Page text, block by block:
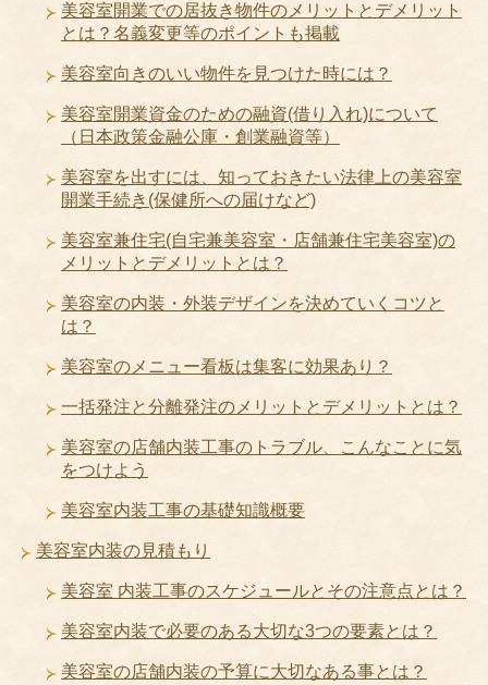
美容室開業での居抜き物件のメリットとデメリット
とは？名義変更等のポイントも掲載
美容室向きのいい物件を見つけた時には？
美容室開業資金のための融資(借り入れ)について
（日本政策金融公庫・創業融資等）
美容室を出すには、知っておきたい法律上の美容室
開業手続き(保健所への届けなど)
美容室兼住宅(自宅兼美容室・店舗兼住宅美容室)の
メリットとデメリットとは？
美容室の内装・外装デザインを決めていくコツと
は？
美容室のメニュー看板は集客に効果あり？
一括発注と分離発注のメリットとデメリットとは？
美容室の店舗内装工事のトラブル、こんなことに気
をつけよう
美容室内装工事の基礎知識概要
美容室内装の見積もり
美容室 内装工事のスケジュールとその注意点とは？
美容室内装で必要のある大切な3つの要素とは？
美容室の店舗内装の予算に大切なある事とは？